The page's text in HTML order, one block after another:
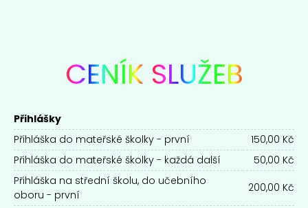
CENÍK SLUŽEB
Přihlášky
Přihláška do mateřské školky - první
150,00 Kč
Přihláška do mateřské školky - každá další
50,00 Kč
Přihláška na střední školu, do učebního
oboru - první
200,00 Kč